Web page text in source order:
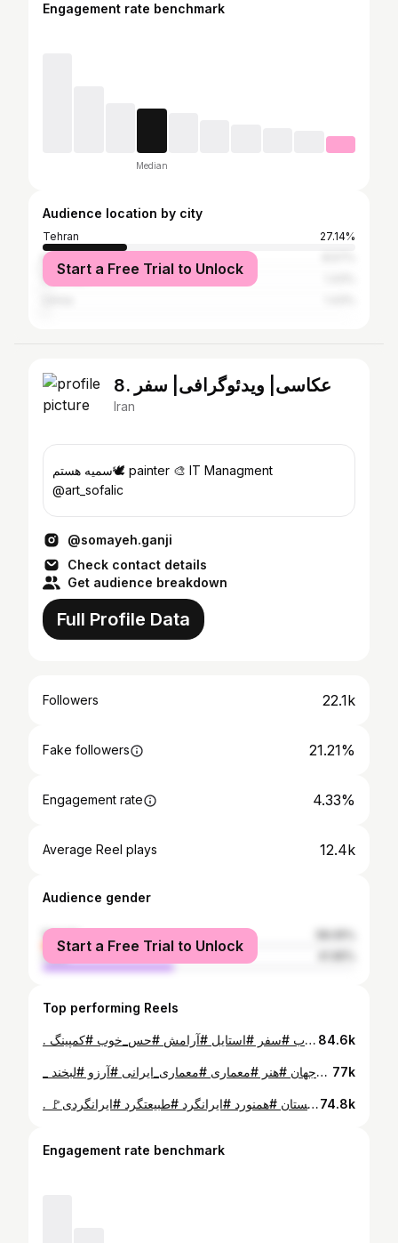
Engagement rate benchmark
Median
Audience location by city
Tehran
27.14%
Karaj
Zahedan
Start a Free Trial to Unlock
8. عکاسی| ویدئوگرافی| سفر
Iran
سمیه هستم🕊 painter 🎨 IT Managment
@art_sofalic
@somayeh.ganji
Check contact details
Get audience breakdown
Full Profile Data
Followers 22.1k
Fake followers 21.21%
Engagement rate 4.33%
Average Reel plays 12.4k
Audience gender
female
male
Start a Free Trial to Unlock
Top performing Reels
. ولاگ کمپ جنگلی🏕 📝 کپشن با شما، اینبار تو بنویس 💚 --------------------------------------------------------- #ایران #ایرانگردی #ایرانگرد #طبیعت #آبشار #طبیعتگردی #طبیعتگرد #جنگل #جنگلنوردی #رودخانه #شمال #گیلان #مازندران #شمالگردی #سبز #کوله_گردی #توریستی #گردشگری #کمپ #کمپ_جنگلی #آشپزی #آشپزی_در_طبیعت #آب_بازی #کتاب #سفر #استایل #آرامش #حس_خوب #کمپینگ 84.6k
_ هر کدام از ما، از اندوهی کُنجی خزیده... _ هر کدام به دنبال شفائی و علاجی و درمانی... _ هر کدام رنجی به دامان و _ فقدان لبخندی و مهری و آغوشی بر دل... _ چرا نجاتِ هم نمی شویم؟ شفای هم؟ _ و گریزگاهی برای رنج های هم؟ _ با کلامی و لبخندی و آغوشی و مهربانیِ کوچکی حتی؟ _ ما اگر برای درمان هم قدمی برداریم _ اگر کمی بیشتر گوشِ شنوای هم باشیم _ و پناهِ خستگی های ناگزیر _خیلی چیزها درست می شود✨️ ............................................................................................ #سفر #اصفهان #اصفهانگردی #ایران #ایرانگردی #ایرانگرد #گرشگری #مسجد_شاه #نقش_جهان #هنر #معماری #معماری_ایرانی #آرزو #لبخند 77k
. 🚩صعود به بام ایران زمین 🚩قله دماوند _ ۵۶۱۰ متر 🚩مورخ ۱۴۰۲/۰۵/۲۱ 🏔قسم به دماوند، مظهر پایداری و استواری، نماد ملی ایران که درس استقامت به من آموخت 🏔مرا عهدی بود عاشقانه تا رسیدن و اشک شوق ریختن بین آسمان و زمین 🏔شجاعانه ایستادن، و تسلیم محدودیت های جهان نشدن و در نهایت در آغوش گرفتن دستاوردهایم 🏔من هدف داشتن و جنگیدن و به دست آوردن را دوست دارم 🏔من عاشقانه ایرانم را دوست دارم و بالاخره بر بلندترین نقطه از آن ایستادم و نفس کشیدم 🏔و فقط من می دانم چه رنج و خستگی ها و خطراتی امروز از سر گذرانده ام، و تو چه می دانی برای اینکه امروز بتوانم بخندم چند بار گریسته ام .............................................................. #ایران #مازندران #قله #دماوند #دماوند🗻 #دماوند_را_باید_دید #بام_ایران #بلندترین_قله_ایران #قله_دماوند #قله_دماوند_ایران #بارگاه_سوم_دماوند #کوهستان_برفی #گوسفندسرا #پناهگاه #عشق #کوه #کمپ_کوهنوردی #کوه_نورد #کوهنوردی #طبیعت #کوهنورد #کوهپیمایی #ارتفاعات #صعود #کوه_نوردی #کوهستان #همنورد #ایرانگرد #طبیعتگرد #ایرانگردی74.8k
Engagement rate benchmark